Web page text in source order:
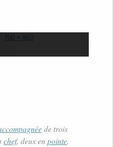
700 × 850
de trois
chef, deux en pointe.